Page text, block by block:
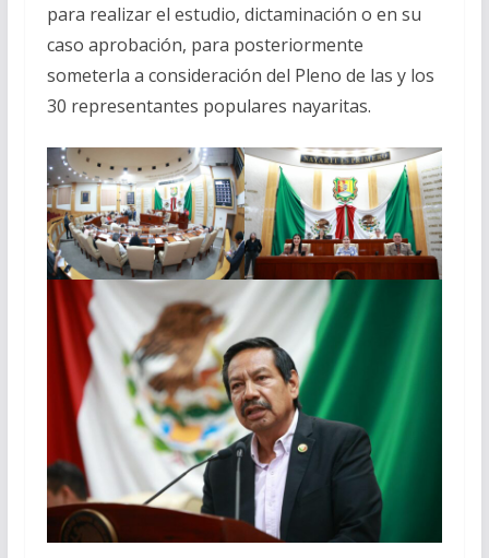
para realizar el estudio, dictaminación o en su
caso aprobación, para posteriormente
someterla a consideración del Pleno de las y los
30 representantes populares nayaritas.